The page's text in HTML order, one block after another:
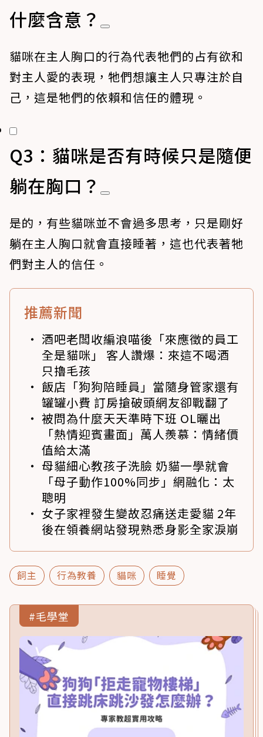
什麼含意？
貓咪在主人胸口的行為代表牠們的占有欲和
對主人愛的表現，牠們想讓主人只專注於自
己，這是牠們的依賴和信任的體現。
Q3：貓咪是否有時候只是隨便
躺在胸口？
是的，有些貓咪並不會過多思考，只是剛好
躺在主人胸口就會直接睡著，這也代表著牠
們對主人的信任。
推薦新聞
酒吧老闆收編浪喵後「來應徵的員工
全是貓咪」 客人讚爆：來這不喝酒
只擼毛孩
飯店「狗狗陪睡員」當隨身管家還有
罐罐小費 訂房搶破頭網友卻戰翻了
被問為什麼天天準時下班 OL曬出
「熱情迎賓畫面」萬人羨慕：情緒價
值給太滿
母貓細心教孩子洗臉 奶貓一學就會
「母子動作100%同步」網融化：太
聰明
女子家裡發生變故忍痛送走愛貓 2年
後在領養網站發現熟悉身影全家淚崩
飼主 行為教養 貓咪 睡覺
#毛學堂